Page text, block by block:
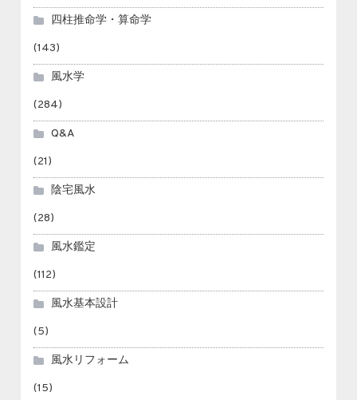
四柱推命学・算命学
(143)
風水学
(284)
Q&A
(21)
陰宅風水
(28)
風水鑑定
(112)
風水基本設計
(5)
風水リフォーム
(15)